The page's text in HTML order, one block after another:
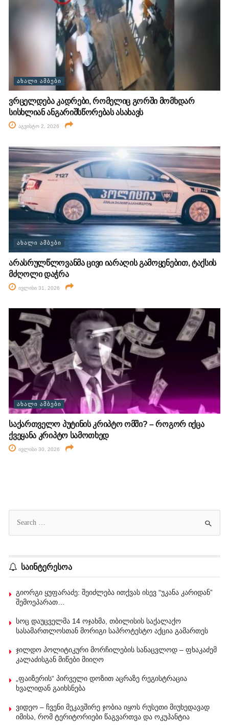
ᲐᲮᲐᲚᲘ ᲐᲛᲑᲔᲑᲘ
ვრცელდება კადრები, რომელიც გორში მომხდარ
სისხლიან ანგარიშსწორებას ასახავს
აგვისტო 2, 2026
ᲐᲮᲐᲚᲘ ᲐᲛᲑᲔᲑᲘ
არასრულწლოვანმა ცივი იარაღის გამოყენებით, ტაქსის
მძღოლი დაჭრა
ივლისი 31, 2026
ᲐᲮᲐᲚᲘ ᲐᲛᲑᲔᲑᲘ
საქართველო პუტინის კრიპტო ომში? – როგორ იქცა
ქვეყანა კრიპტო სამოთხედ
ივლისი 30, 2026
საინტერესოა
გიორგი ყუფარაძე: შეიძლება ითქვას ისევ “უკანა კარიდან”
შემოეპარათ…
სოც დაუცველმა 14 ოჯახმა, თბილისის საქალაქო
სასამართლოსთან მორიგი საპროტესტო აქცია გამართეს
ჯილდო პოლიტიკური მორჩილების სანაცვლოდ – ფხაკაძემ
კალაძისგან მიწები მიიღო
„ფაიზერის“ პირველი დოზით აცრაზე რეგისტრაცია
ხვალიდან გაიხსნება
ვიდეო – ჩვენი მეკავშირე ჯობია იყოს რუსეთი მიუხედავად
იმისა, რომ ტერიტორიები წაგვართვა და ოკუპანტია